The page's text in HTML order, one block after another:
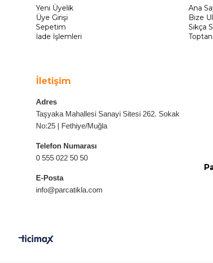
Yeni Üyelik
Üye Girişi
Sepetim
İade İşlemleri
İletişim
Adres
Taşyaka Mahallesi Sanayi Sitesi 262. Sokak
No:25 | Fethiye/Muğla
Telefon Numarası
0 555 022 50 50
E-Posta
info@parcatikla.com
Ana
Bize
Sıkça
Toptan